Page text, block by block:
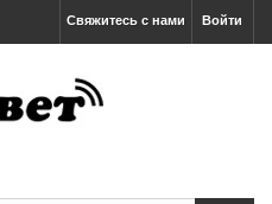
Войти
Свяжитесь с нами